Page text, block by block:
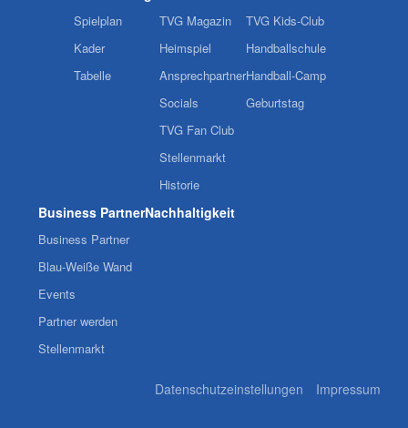
Spielplan
Kader
Tabelle
TVG Magazin
Heimspiel
Ansprechpartner
Socials
TVG Fan Club
Stellenmarkt
Historie
TVG Kids-Club
Handballschule
Handball-Camp
Geburtstag
Business Partner
Business Partner
Blau-Weiße Wand
Events
Partner werden
Stellenmarkt
Nachhaltigkeit
Datenschutzeinstellungen Impressum